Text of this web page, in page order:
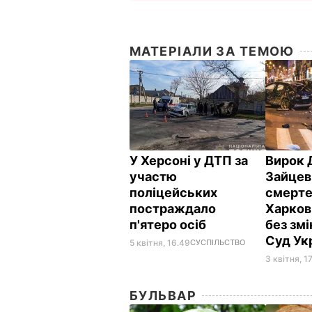
МАТЕРІАЛИ ЗА ТЕМОЮ
У Херсоні у ДТП за
участю
поліцейських
постраждало
п'ятеро осіб
5 квітня, 16.49СУСПІЛЬСТВО
Вирок
без
Суд
3 квітня,
БУЛЬВАР